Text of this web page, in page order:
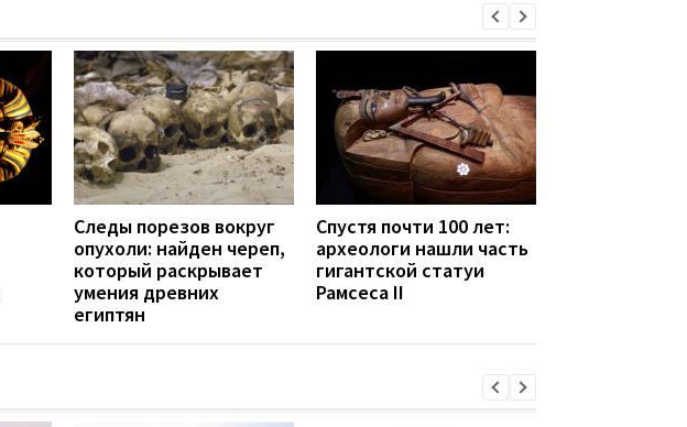
Следы порезов вокруг
опухоли: найден череп,
который раскрывает
умения древних
египтян
Спустя почти 100 лет:
археологи нашли часть
гигантской статуи
Рамсеса II